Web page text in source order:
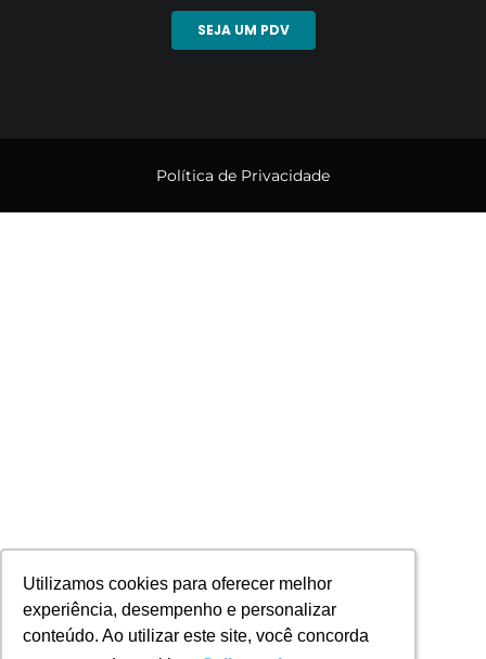
Utilizamos cookies para oferecer melhor
experiência, desempenho e personalizar
conteúdo. Ao utilizar este site, você concorda
Utilizamos cookies para oferecer melhor
experiência, desempenho e personalizar
conteúdo. Ao utilizar este site, você concorda
SEJA UM PDV
Política de Privacidade